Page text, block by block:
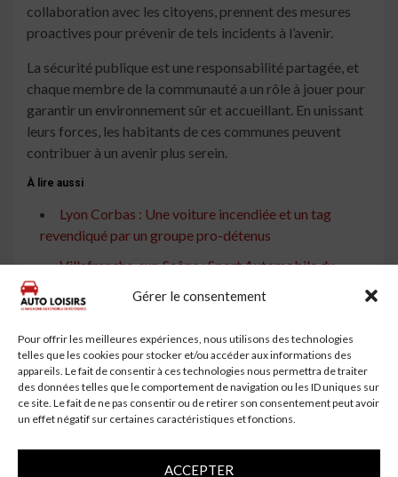
Gérer le consentement
Pour offrir les meilleures expériences, nous utilisons des technologies
telles que les cookies pour stocker et/ou accéder aux informations des
appareils. Le fait de consentir à ces technologies nous permettra de traiter
des données telles que le comportement de navigation ou les ID uniques sur
ce site. Le fait de ne pas consentir ou de retirer son consentement peut avoir
un effet négatif sur certaines caractéristiques et fonctions.
ACCEPTER
collaboration avec les citoyens, prennent des mesures
proactives pour prévenir de tels incidents à l’avenir.
La sécurité publique est une responsabilité partagée, et
chaque membre de la communauté a un rôle à jouer pour
garantir un environnement sûr et accueillant. En unissant
leurs forces, les habitants de ces communes peuvent
contribuer à un avenir plus serein.
À lire aussi
Lyon Corbas : Une voiture incendiée et un tag
revendiqué par un groupe pro-détenus
Villefranche-sur-Saône : Sport Automobile du
Rhône : Trois blessés lors d'une exposition
automobile à Villefranche-sur-Saône
Villefranche-sur-Saône : La Voiture Historique
Virginie de Retour dans son Berceau Caladois
Des voitures incendiées et un immeuble évacué en
Creches-sur-Saône : Une voiture en feu sur la